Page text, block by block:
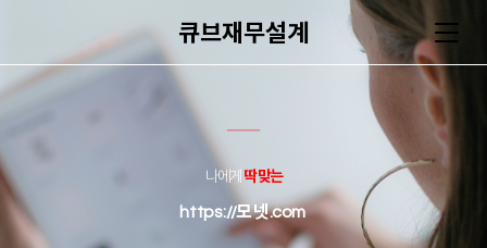
큐브재무설계
나에게 딱 맞는
https://모넷.com